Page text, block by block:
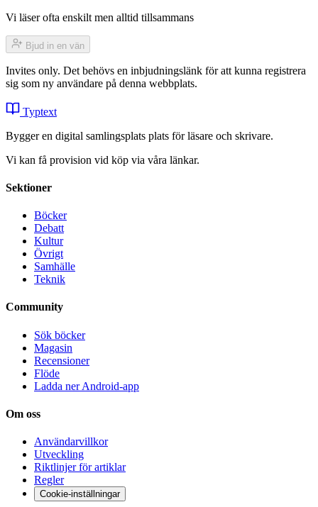
Vi läser ofta enskilt men alltid tillsammans
Bjud in en vän
Invites only. Det behövs en inbjudningslänk för att kunna registrera
sig som ny användare på denna webbplats.
Typtext
Bygger en digital samlingsplats plats för läsare och skrivare.
Vi kan få provision vid köp via våra länkar.
Sektioner
Böcker
Debatt
Kultur
Övrigt
Samhälle
Teknik
Community
Sök böcker
Magasin
Recensioner
Flöde
Ladda ner Android-app
Om oss
Användarvillkor
Utveckling
Riktlinjer för artiklar
Regler
Cookie-inställningar